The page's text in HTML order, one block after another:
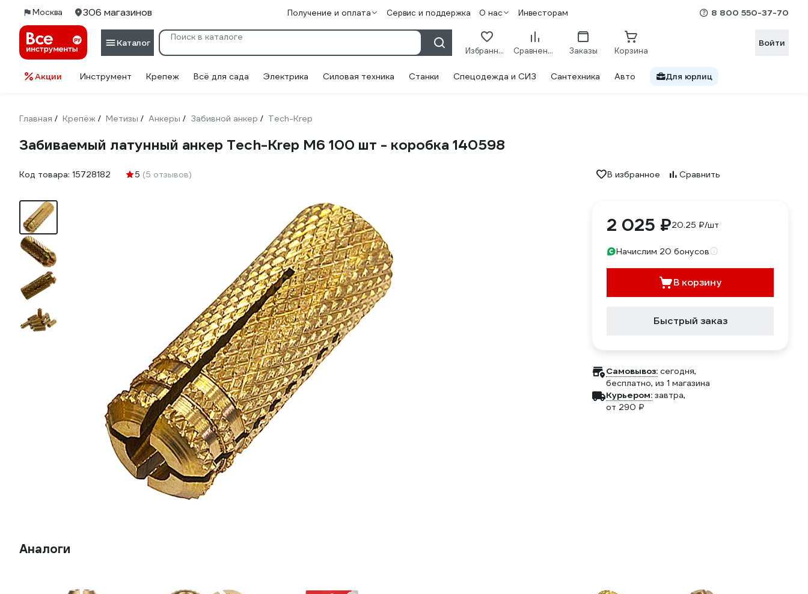
Москва 306 магазинов Получение и оплата Сервис и поддержка О нас Инвесторам 8 800 550-37-70
Каталог
Избранное Сравнение Заказы Корзина
Войти
Акции Инструмент Крепеж Всё для сада Электрика Силовая техника Станки Спецодежда и СИЗ Сантехника Авто Для юрлиц
Главная / Крепёж / Метизы / Анкеры / Забивной анкер / Tech-Krep
Забиваемый латунный анкер Tech-Krep М6 100 шт - коробка 140598
Код товара: 15728182 5 (5 отзывов) В избранное Сравнить
2 025 ₽20.25 ₽/шт
Начислим 20 бонусов
В корзину
Быстрый заказ
Самовывоз: сегодня,
бесплатно, из 1 магазина
Курьером: завтра,
от 290 ₽
Аналоги